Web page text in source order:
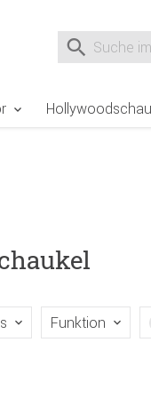
Suche nach
Funktion